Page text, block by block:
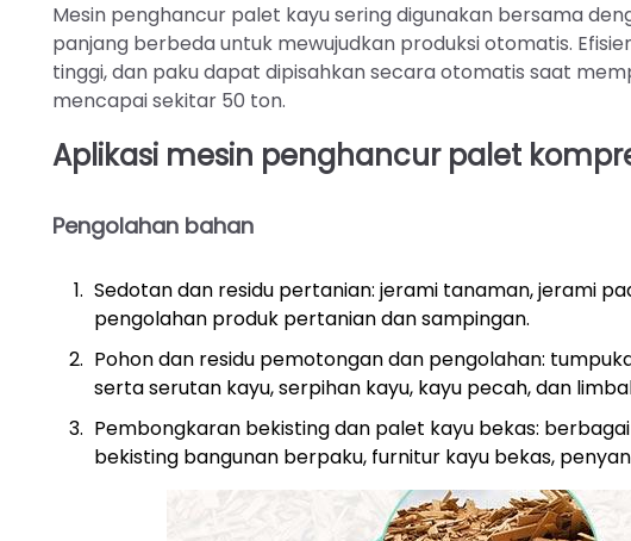
Mesin penghancur palet kayu sering digunakan bersama
panjang berbeda untuk mewujudkan produksi otomatis.
tinggi, dan paku dapat dipisahkan secara otomatis saat
mencapai sekitar 50 ton.
Aplikasi mesin penghancur palet
Pengolahan bahan
Sedotan dan residu pertanian: jerami tanaman, jerami
pengolahan produk pertanian dan sampingan.
Pohon dan residu pemotongan dan pengolahan:
serta serutan kayu, serpihan kayu, kayu pecah, dan
Pembongkaran bekisting dan palet kayu bekas:
bekisting bangunan berpaku, furnitur kayu bekas,